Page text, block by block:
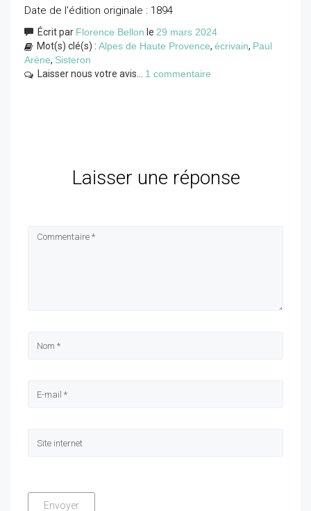
Date de l'édition originale : 1894
Écrit par Florence Bellon le 29 mars 2024
Mot(s) clé(s) : Alpes de Haute Provence, écrivain, Paul
Arène, Sisteron
Laisser nous votre avis... 1 commentaire
Laisser une réponse